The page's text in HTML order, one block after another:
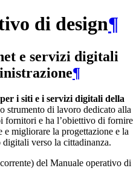
di design¶
e servizi digitali
¶
i siti e i servizi digitali della
strumento di lavoro dedicato alla
fornitori e ha l’obiettivo di fornire
migliorare la progettazione e la
verso la cittadinanza.
del Manuale operativo di